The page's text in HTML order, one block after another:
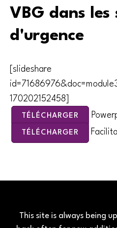
VBG dans
d'urgence
[slideshare
170202152458]
TÉLÉCHARGER
TÉLÉCHARGER
This site is always being